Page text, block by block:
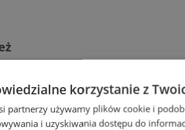
lokalne
korzystanie z
partnerzy używamy plików cookie i
i uzyskiwania dostępu do